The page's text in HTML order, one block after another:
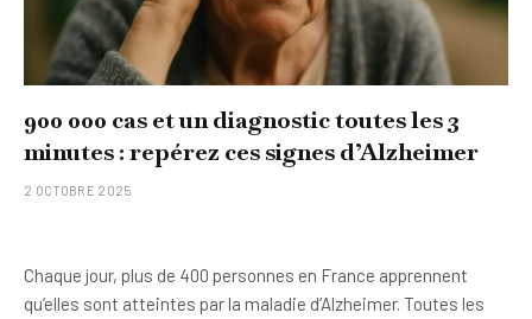
900 000 cas et un diagnostic toutes les 3
minutes : repérez ces signes d’Alzheimer
2 OCTOBRE 2025
Chaque jour, plus de 400 personnes en France apprennent
qu’elles sont atteintes par la maladie d’Alzheimer. Toutes les